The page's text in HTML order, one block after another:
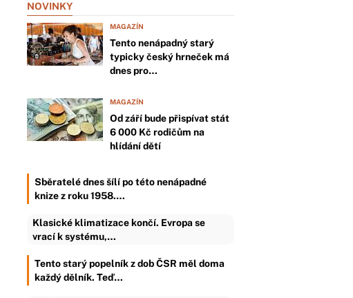
NOVINKY
MAGAZÍN
Tento nenápadný starý
typicky český hrneček má
dnes pro…
MAGAZÍN
Od září bude přispívat stát
6 000 Kč rodičům na
hlídání dětí
Sběratelé dnes šílí po této nenápadné
knize z roku 1958.…
Klasické klimatizace končí. Evropa se
vrací k systému,…
Tento starý popelník z dob ČSR měl doma
každý dělník. Teď…